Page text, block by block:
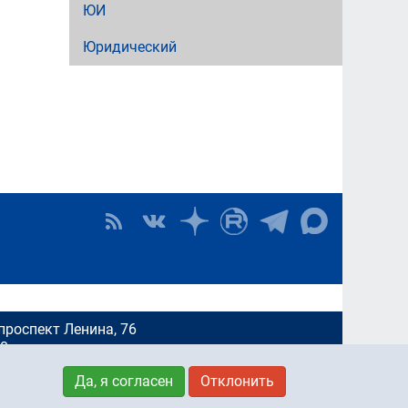
ЮИ
Юридический
Ленина, 76
и стратегических коммуникаций:
Да, я согласен Отклонить